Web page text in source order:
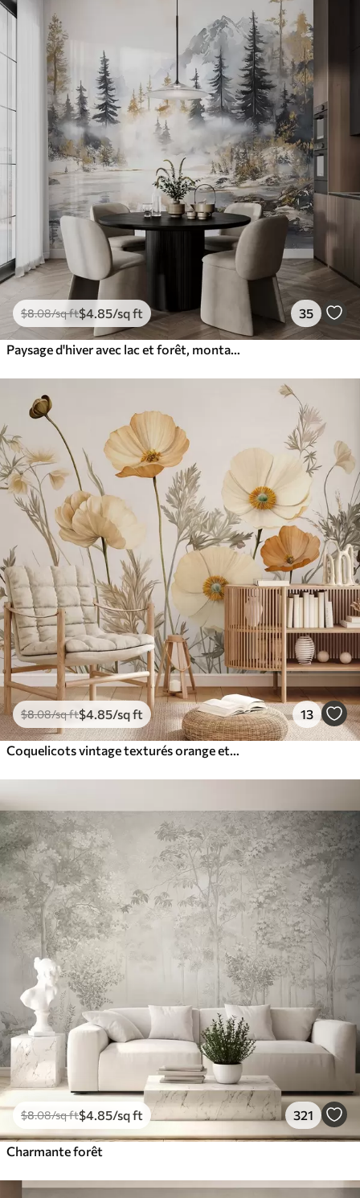
$8.08/sq ft$4.85/sq ft 35
Paysage d'hiver avec lac et forêt, montagnes, style pastel darwing
$8.08/sq ft$4.85/sq ft 13
Coquelicots vintage texturés orange et blancs avec tiges et feuilles fines, fond beige clair, style aquarelle
$8.08/sq ft$4.85/sq ft 321
Charmante forêt